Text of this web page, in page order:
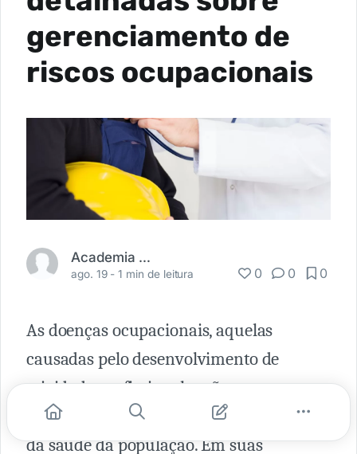
gerenciamento de
riscos ocupacionais
Academia Médica
ago. 19 -1 min de leitura 0 0 0
As doenças ocupacionais, aquelas
causadas pelo desenvolvimento de
atividade profissional, estão entre as
principais formas de comprometimento
da saúde da população. Em suas